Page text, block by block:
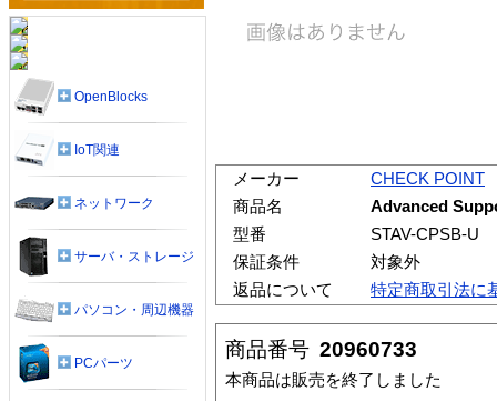
メーカー
CHECK POINT
商品名
Advanced
型番
STAV-CPSB-U
保証条件
対象外
返品について
特定商取引法に
商品番号 20960733
本商品は販売を終了しました
OpenBlocks
IoT関連
ネットワーク
サーバ・ストレージ
パソコン・周辺機器
PCパーツ